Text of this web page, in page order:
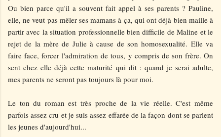
Ou bien parce qu'il a souvent fait appel à ses parents ? Pauline,
elle, ne veut pas mêler ses mamans à ça, qui ont déjà bien maille à
partir avec la situation professionnelle bien difficile de Maline et le
rejet de la mère de Julie à cause de son homosexualité. Elle va
faire face, forcer l'admiration de tous, y compris de son frère. On
sent chez elle déjà cette maturité qui dit : quand je serai adulte,
mes parents ne seront pas toujours là pour moi.
Le ton du roman est très proche de la vie réelle. C'est même
parfois assez cru et je suis assez effarée de la façon dont se parlent
les jeunes d'aujourd'hui...